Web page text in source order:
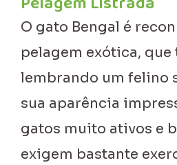
O gato Bengal é
pelagem exótica, que
lembrando um felino
sua aparência
gatos muito ativos e
exigem bastante